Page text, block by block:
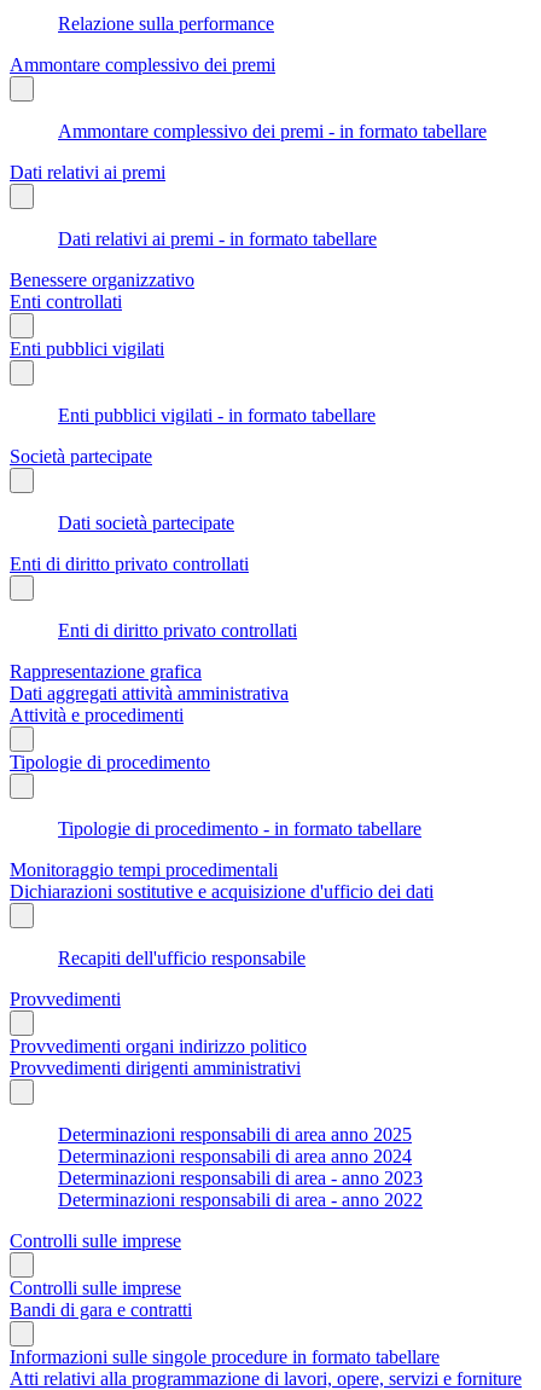
Relazione sulla performance
Ammontare complessivo dei premi
Ammontare complessivo dei premi - in formato tabellare
Dati relativi ai premi
Dati relativi ai premi - in formato tabellare
Benessere organizzativo
Enti controllati
Enti pubblici vigilati
Enti pubblici vigilati - in formato tabellare
Società partecipate
Dati società partecipate
Enti di diritto privato controllati
Enti di diritto privato controllati
Rappresentazione grafica
Dati aggregati attività amministrativa
Attività e procedimenti
Tipologie di procedimento
Tipologie di procedimento - in formato tabellare
Monitoraggio tempi procedimentali
Dichiarazioni sostitutive e acquisizione d'ufficio dei dati
Recapiti dell'ufficio responsabile
Provvedimenti
Provvedimenti organi indirizzo politico
Provvedimenti dirigenti amministrativi
Determinazioni responsabili di area anno 2025
Determinazioni responsabili di area anno 2024
Determinazioni responsabili di area - anno 2023
Determinazioni responsabili di area - anno 2022
Controlli sulle imprese
Controlli sulle imprese
Bandi di gara e contratti
Informazioni sulle singole procedure in formato tabellare
Atti relativi alla programmazione di lavori, opere, servizi e forniture